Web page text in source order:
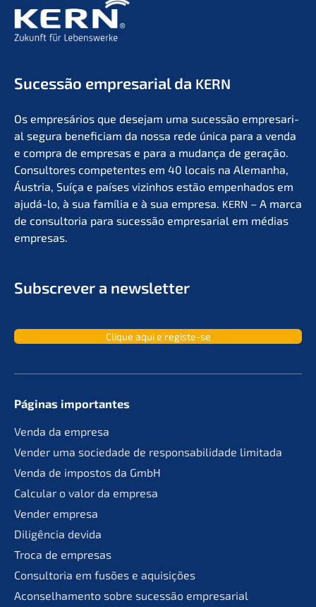
Suces­são empre­sa­ri­al da KERN
Os empresá­ri­os que desejam uma suces­são empre­sa­ri­
al segura benefi­ci­am da nossa rede única para a venda
e compra de empre­sas e para a mudan­ça de geração.
Consul­to­res compe­ten­tes em 40 locais na Aleman­ha,
Áustria, Suíça e países vizin­hos estão empen­ha­dos em
ajudá-lo, à sua família e à sua empre­sa. KERN – A marca
de consult­oria para suces­são empre­sa­ri­al em médias
empresas.
Subscrever a newsletter
Clique aqui e registe-se
Páginas importan­tes
Venda da empresa
Vender uma socie­da­de de responsa­bil­ida­de limitada
Venda de impos­tos da GmbH
Calcu­lar o valor da empresa
Vender empre­sa
Diligên­cia devida
Troca de empresas
Consult­oria em fusões e aquisições
Aconsel­ha­men­to sobre suces­são empresarial